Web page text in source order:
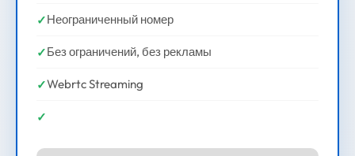
Неограниченный номер
Без ограничений, без рекламы
Webrtc Streaming